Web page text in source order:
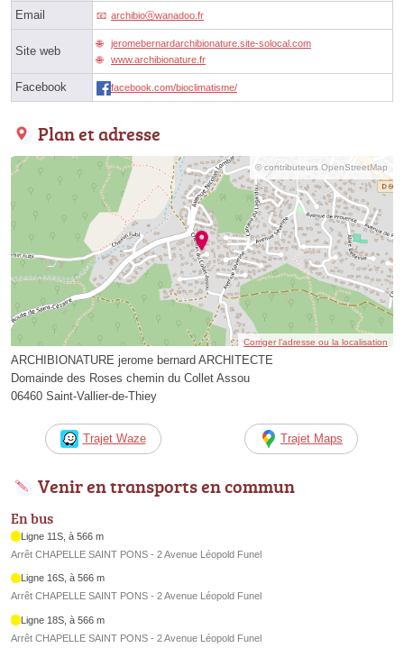
Email archibioⓐwanadoo.fr
Site web
jeromebernardarchibionature.site-solocal.com
www.archibionature.fr
Facebook facebook.com/bioclimatisme/
Plan et adresse
© contributeurs OpenStreetMap
Corriger l’adresse ou la localisation
ARCHIBIONATURE jerome bernard ARCHITECTE
Domainde des Roses chemin du Collet Assou
06460 Saint-Vallier-de-Thiey
Trajet Waze Trajet Maps
Venir en transports en commun
En bus
Ligne 11S, à 566 m
Arrêt CHAPELLE SAINT PONS - 2 Avenue Léopold Funel
Ligne 16S, à 566 m
Arrêt CHAPELLE SAINT PONS - 2 Avenue Léopold Funel
Ligne 18S, à 566 m
Arrêt CHAPELLE SAINT PONS - 2 Avenue Léopold Funel